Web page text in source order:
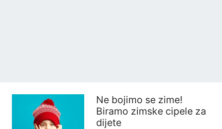
Ne bojimo se zime!
Biramo zimske cipele za
dijete